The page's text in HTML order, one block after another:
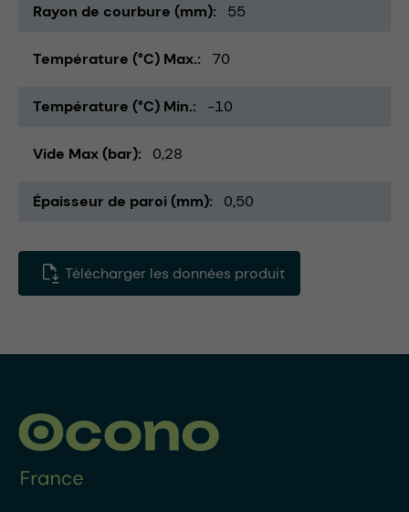
Rayon de courbure (mm) 55
Température (°C) Max. 70
Température (°C) Min. -10
Vide Max (bar) 0,28
Épaisseur de paroi (mm) 0,50
Télécharger les données produit